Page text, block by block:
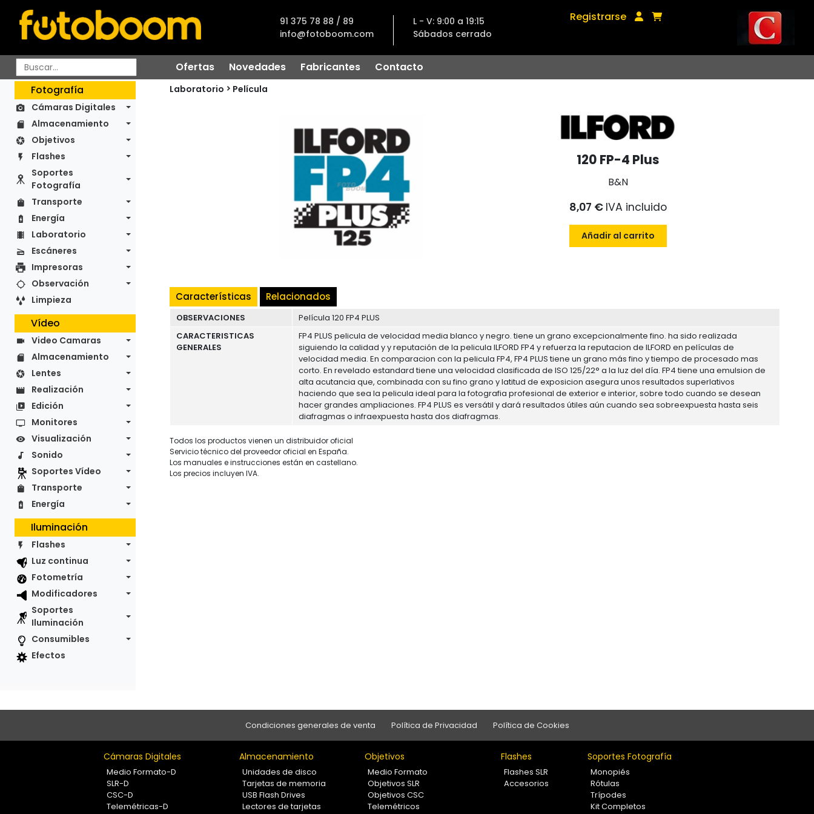
91 375 78 88 / 89
info@fotoboom.com
L - V: 9:00 a 19:15
Sábados cerrado
Registrarse
Ofertas Novedades Fabricantes
Contacto
Fotografía
Cámaras Digitales
Almacenamiento
Objetivos
Flashes
Soportes
Fotografía
Transporte
Energía
Laboratorio
Escáneres
Impresoras
Observación
Limpieza
Vídeo
Video Camaras
Almacenamiento
Lentes
Realización
Edición
Monitores
Visualización
Sonido
Soportes Vídeo
Transporte
Energía
Iluminación
Flashes
Luz continua
Fotometría
Modificadores
Soportes
Iluminación
Consumibles
Efectos
Laboratorio Película
120 FP-4 Plus
B&N
8,07 € IVA incluido
Añadir al carrito
Características Relacionados
OBSERVACIONES
Película 120 FP4 PLUS
CARACTERISTICAS
GENERALES
FP4 PLUS pelicula de velocidad media blanco y negro. tiene un grano excepcionalmente fino. ha sido realizada
siguiendo la calidad y y reputación de la pelicula ILFORD FP4 y refuerza la reputacion de ILFORD en películas de
velocidad media. En comparacion con la pelicula FP4, FP4 PLUS tiene un grano más fino y tiempo de procesado mas
corto. En revelado estandard tiene una velocidad clasificada de ISO 125/22° a la luz del día. FP4 tiene una emulsion de
alta acutancia que, combinada con su fino grano y latitud de exposicion asegura unos resultados superlativos
haciendo que sea la pelicula ideal para la fotografia profesional de exterior e interior, sobre todo cuando se desean
hacer grandes ampliaciones. FP4 PLUS es versátil y dará resultados útiles aún cuando sea sobreexpuesta hasta seis
diafragmas o infraexpuesta hasta dos diafragmas.
Todos los productos vienen un distribuidor oficial
Servicio técnico del proveedor oficial en España.
Los manuales e instrucciones están en castellano.
Los precios incluyen IVA.
Condiciones generales de venta Política de Privacidad Política de Cookies
Cámaras Digitales
Medio Formato-D
SLR-D
CSC-D
Telemétricas-D
Almacenamiento
Unidades de disco
Tarjetas de memoria
USB Flash Drives
Lectores de tarjetas
Objetivos
Medio Formato
Objetivos SLR
Objetivos CSC
Telemétricos
Flashes
Flashes SLR
Accesorios
Soportes Fotografía
Monopiés
Rótulas
Trípodes
Kit Completos